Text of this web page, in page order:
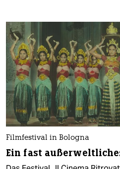
Filmfestival in Bologna
Ein fast